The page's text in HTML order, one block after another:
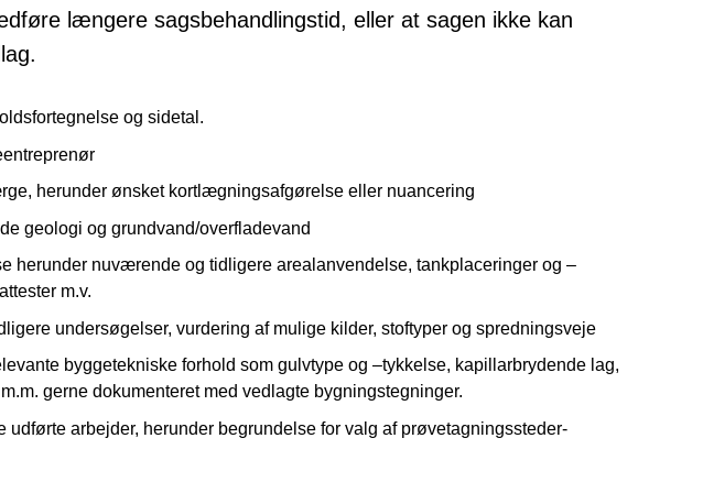
længere sagsbehandlingstid, eller at sagen ikke kan
og sidetal.
herunder ønsket kortlægningsafgørelse eller nuancering
geologi og grundvand/overfladevand
herunder nuværende og tidligere arealanvendelse, tankplaceringer og –
m.v.
undersøgelser, vurdering af mulige kilder, stoftyper og spredningsveje
byggetekniske forhold som gulvtype og –tykkelse, kapillarbrydende lag,
gerne dokumenteret med vedlagte bygningstegninger.
udførte arbejder, herunder begrundelse for valg af prøvetagningssteder-